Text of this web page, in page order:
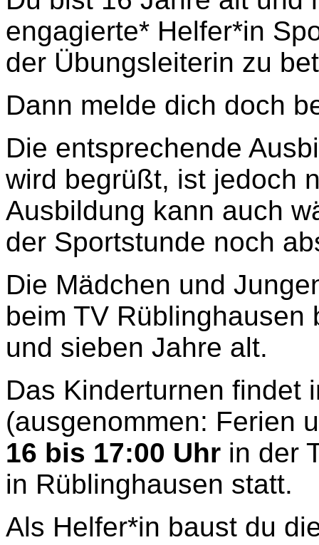
engagierte* Helfer*in
der Übungsleiterin zu
Dann melde dich doch
Die entsprechende
wird begrüßt, ist jedoch
Ausbildung kann auch
der Sportstunde noch
Die Mädchen und
beim TV
und sieben Jahre alt.
Das Kinderturnen findet
(ausgenommen: Ferien
16 bis 17:00 Uhr in der
in Rüblinghausen statt.
Als Helfer*in baust du